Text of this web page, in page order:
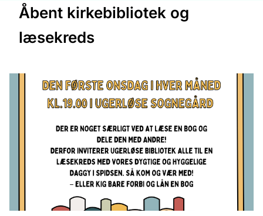
Åbent kirkebibliotek og
læsekreds